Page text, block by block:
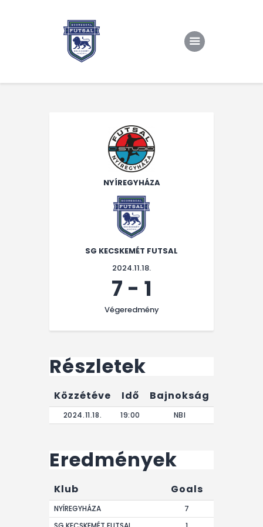
Eredmények, csapat
KapcsolatNYÍREGYHÁZA
SG KECSKEMÉT FUTSAL
2024.11.18.
7 - 1
Végeredmény
Részletek
Közzétéve Idő Bajnokság
2024.11.18. 19:00 NBI
Eredmények
Klub Goals
NYÍREGYHÁZA
7